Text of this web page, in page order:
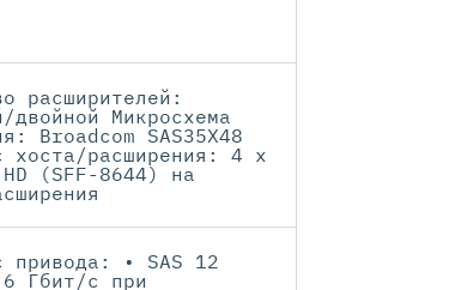
расширителей:
двойной Микросхема
Broadcom SAS35X48
хоста/расширения: 4 x
(SFF-8644) на
привода: • SAS 12
Гбит/с при